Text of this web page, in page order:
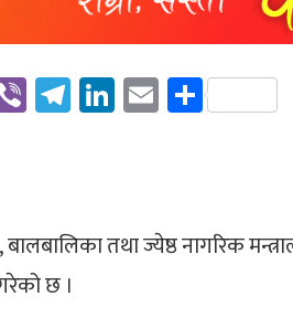
ViberTelegram
LinkedIn
EmailShare
,बालबालिका तथा ज्येष्ठ नागरिक
छ ।